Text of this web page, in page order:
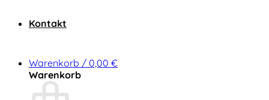
Kontakt
Warenkorb / 0,00 €
Warenkorb